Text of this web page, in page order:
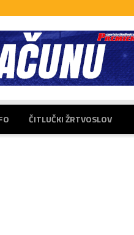
ČITLUČKI ŽRTVOSLOV